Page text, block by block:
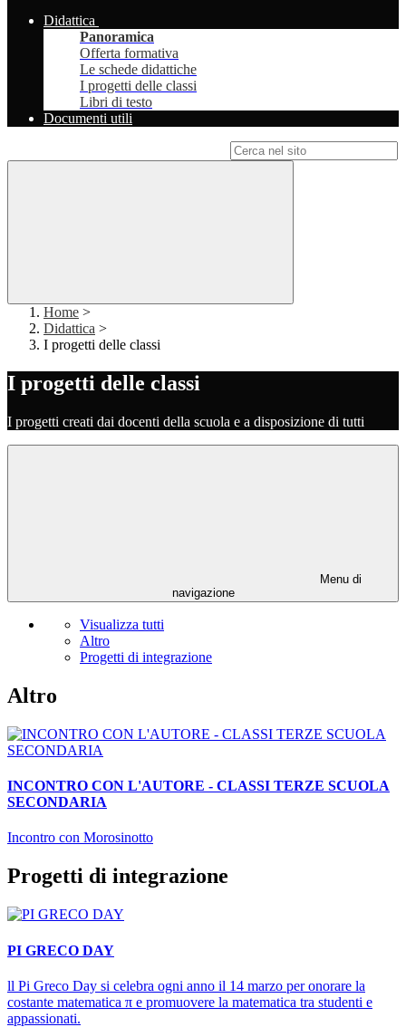
Didattica
Panoramica
Offerta formativa
Le schede didattiche
I progetti delle classi
Libri di testo
Documenti utili
Home >
Didattica >
I progetti delle classi
I progetti delle classi
I progetti creati dai docenti della scuola e a disposizione di tutti
Menu di
navigazione
Visualizza tutti
Altro
Progetti di integrazione
Altro
INCONTRO CON L'AUTORE - CLASSI TERZE SCUOLA
SECONDARIA
Incontro con Morosinotto
Progetti di integrazione
PI GRECO DAY
ll Pi Greco Day si celebra ogni anno il 14 marzo per onorare la
costante matematica π e promuovere la matematica tra studenti e
appassionati.